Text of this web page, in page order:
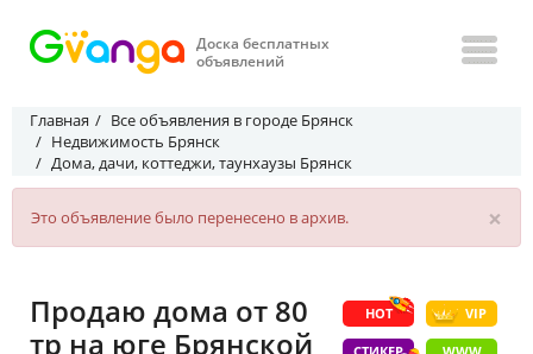
Доска бесплатных
объявлений
Главная
Все объявления в городе Брянск
Недвижимость Брянск
Дома, дачи, коттеджи, таунхаузы Брянск
×
Это объявление было перенесено в архив.
HOT VIP
Продаю дома от 80
тр на юге Брянской